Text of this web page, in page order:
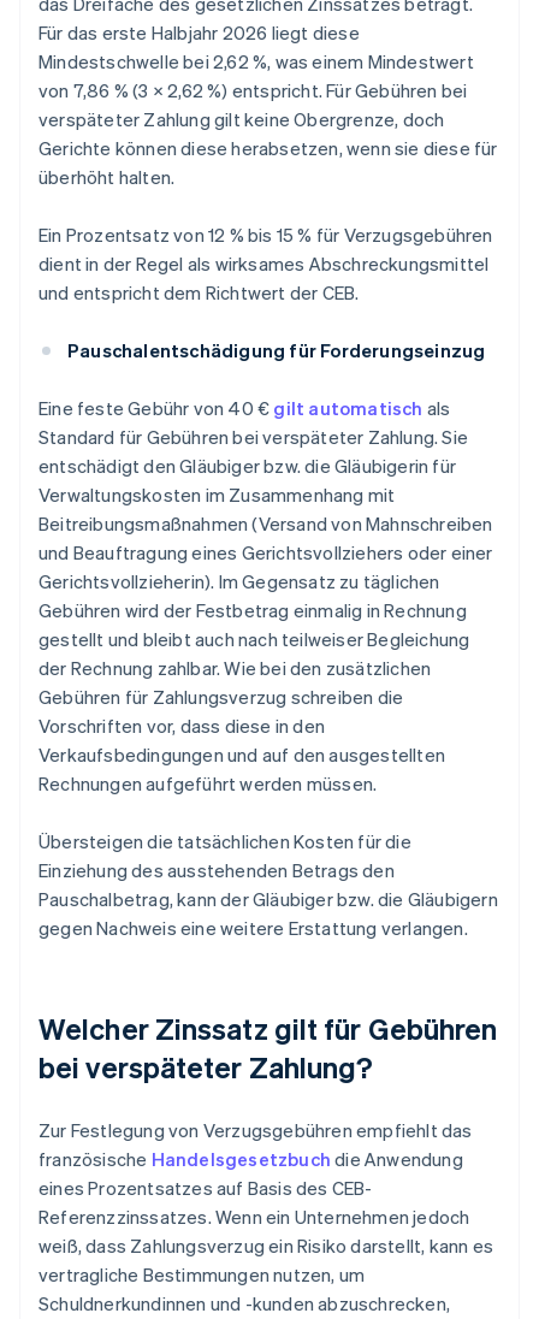
Für das erste Halbjahr 2026 liegt diese
Mindestschwelle bei 2,62 %, was einem Mindestwert
von 7,86 % (3 × 2,62 %) entspricht. Für Gebühren bei
verspäteter Zahlung gilt keine Obergrenze, doch
Gerichte können diese herabsetzen, wenn sie diese für
überhöht halten.
Ein Prozentsatz von 12 % bis 15 % für Verzugsgebühren
dient in der Regel als wirksames Abschreckungsmittel
und entspricht dem Richtwert der CEB.
Pauschalentschädigung für Forderungseinzug
Eine feste Gebühr von 40 € gilt automatisch als
Standard für Gebühren bei verspäteter Zahlung. Sie
entschädigt den Gläubiger bzw. die Gläubigerin für
Verwaltungskosten im Zusammenhang mit
Beitreibungsmaßnahmen (Versand von Mahnschreiben
und Beauftragung eines Gerichtsvollziehers oder einer
Gerichtsvollzieherin). Im Gegensatz zu täglichen
Gebühren wird der Festbetrag einmalig in Rechnung
gestellt und bleibt auch nach teilweiser Begleichung
der Rechnung zahlbar. Wie bei den zusätzlichen
Gebühren für Zahlungsverzug schreiben die
Vorschriften vor, dass diese in den
Verkaufsbedingungen und auf den ausgestellten
Rechnungen aufgeführt werden müssen.
Übersteigen die tatsächlichen Kosten für die
Einziehung des ausstehenden Betrags den
Pauschalbetrag, kann der Gläubiger bzw. die Gläubigern
gegen Nachweis eine weitere Erstattung verlangen.
Welcher Zinssatz gilt für Gebühren
bei verspäteter Zahlung?
Zur Festlegung von Verzugsgebühren empfiehlt das
französische Handelsgesetzbuch die Anwendung
eines Prozentsatzes auf Basis des CEB-
Referenzzinssatzes. Wenn ein Unternehmen jedoch
weiß, dass Zahlungsverzug ein Risiko darstellt, kann es
vertragliche Bestimmungen nutzen, um
Schuldnerkundinnen und -kunden abzuschrecken,